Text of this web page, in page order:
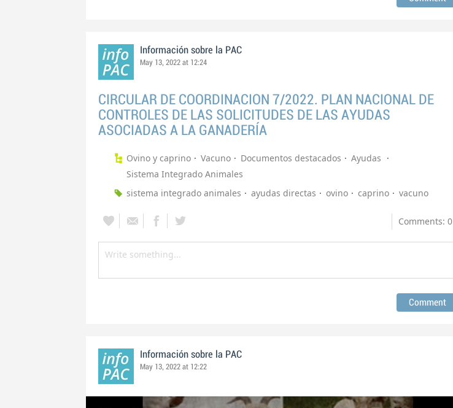
Información sobre la PAC
May 13, 2022 at 12:24
CIRCULAR DE COORDINACION 7/2022. PLAN NACIONAL DE
CONTROLES DE LAS SOLICITUDES DE LAS AYUDAS
ASOCIADAS A LA GANADERÍA
Ovino y caprino Vacuno Documentos destacados
Ayudas
Sistema Integrado Animales
sistema integrado animales
ayudas directas ovino caprino vacuno
Comments: 0
Información sobre la PAC
May 13, 2022 at 12:22